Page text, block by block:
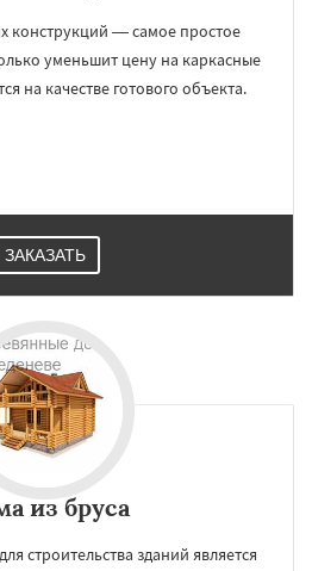
конструкций — самое простое
уменьшит цену на каркасные
на качестве готового объекта.
ЗАКАЗАТЬ
из бруса
строительства зданий является